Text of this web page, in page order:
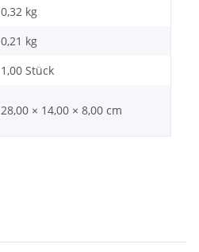
0,32 kg
0,21 kg
1,00 Stück
28,00 × 14,00 × 8,00 cm